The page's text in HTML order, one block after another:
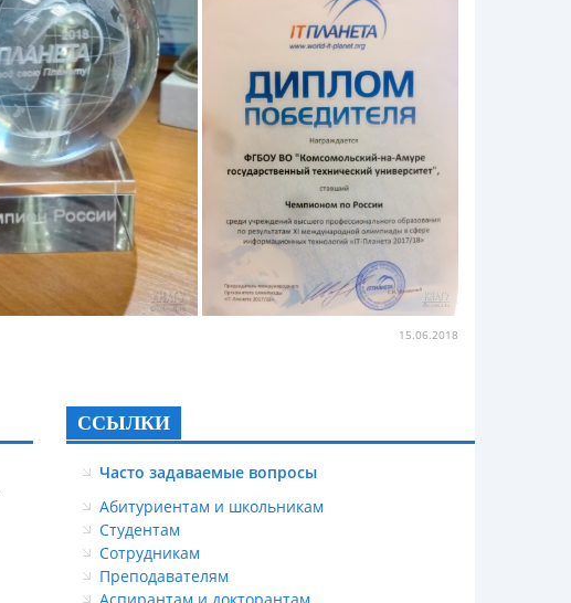
15.06.2018
ССЫЛКИ
Часто задаваемые вопросы
Абитуриентам и школьникам
Студентам
Сотрудникам
Преподавателям